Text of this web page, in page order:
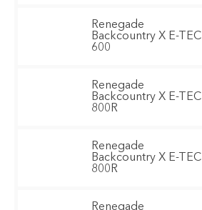
Renegade
Backcountry X E-TEC
600
Renegade
Backcountry X E-TEC
800R
Renegade
Backcountry X E-TEC
800R
Renegade